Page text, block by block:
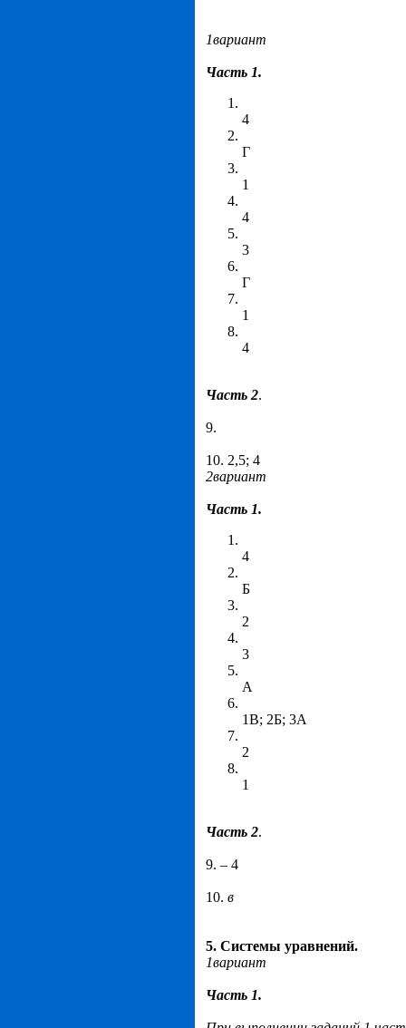
1вариант
Часть 1.
4
Г
1
4
3
Г
1
4
Часть 2.
9.
10. 2,5; 4
2вариант
Часть 1.
4
Б
2
3
А
1В; 2Б; 3А
2
1
Часть 2.
9. – 4
10. в
5. Системы уравнений.
1вариант
Часть 1.